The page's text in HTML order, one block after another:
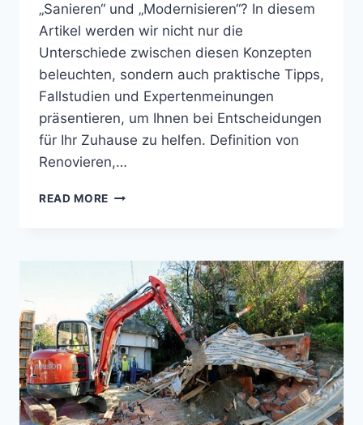
„Sanieren“ und „Modernisieren“? In diesem
Artikel werden wir nicht nur die
Unterschiede zwischen diesen Konzepten
beleuchten, sondern auch praktische Tipps,
Fallstudien und Expertenmeinungen
präsentieren, um Ihnen bei Entscheidungen
für Ihr Zuhause zu helfen. Definition von
Renovieren,…
READ MORE RENOVIEREN,
DER
UNTERSCHIED?